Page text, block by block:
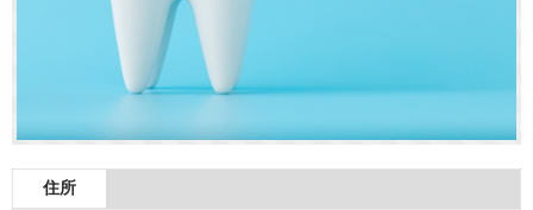
住所